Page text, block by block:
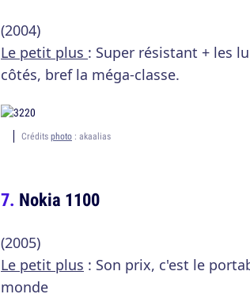
(2004)
Le petit plus : Super résistant + les
côtés, bref la méga-classe.
Crédits photo : akaalias
Nokia 1100
(2005)
Le petit plus : Son prix, c'est le
monde